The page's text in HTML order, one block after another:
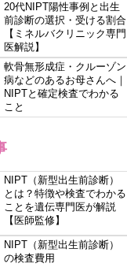
20代NIPT陽性事例と出生
前診断の選択・受ける割合
【ミネルバクリニック専門
医解説】
軟骨無形成症・クルーゾン
病などのあるお母さんへ｜
NIPTと確定検査でわかる
こと
NIPT（新型出生前診断）
とは？特徴や検査でわかる
ことを遺伝専門医が解説
【医師監修】
NIPT（新型出生前診断）
の検査費用